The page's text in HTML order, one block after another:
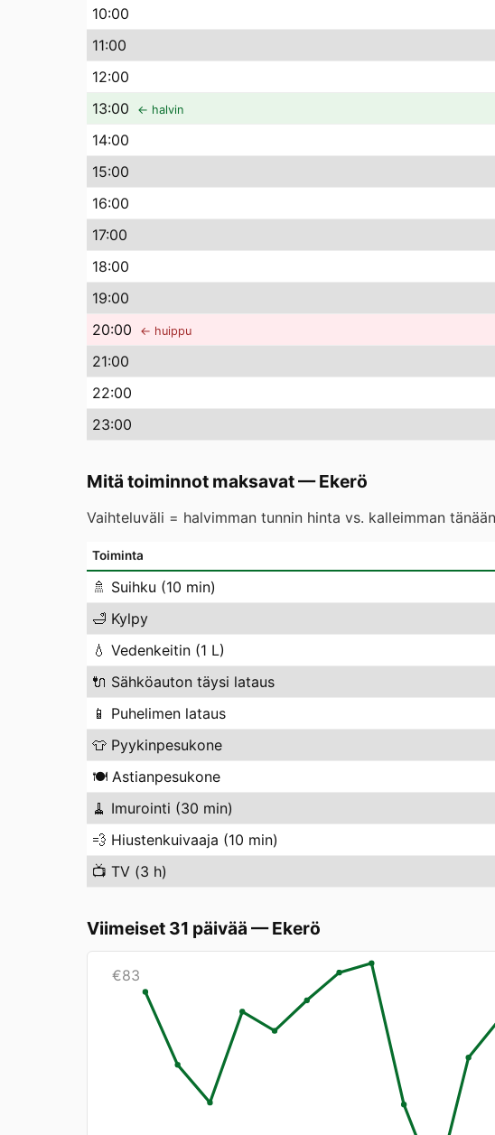
10:00
11:00
12:00
13:00 ← halvin
14:00
15:00
16:00
17:00
18:00
19:00
20:00 ← huippu
21:00
22:00
23:00
Mitä toiminnot maksavat—Ekerö
Vaihteluväli = halvimman tunnin hinta vs. kalleimman
Toiminta
🚿 Suihku (10 min)
🛁 Kylpy
💧 Vedenkeitin (1 L)
🔌 Sähköauton täysi lataus
📱 Puhelimen lataus
👕 Pyykinpesukone
🍽️ Astianpesukone
🧹 Imurointi (30 min)
💨 Hiustenkuivaaja (10 min)
📺 TV (3 h)
Viimeiset 31 päivää —Ekerö
€83